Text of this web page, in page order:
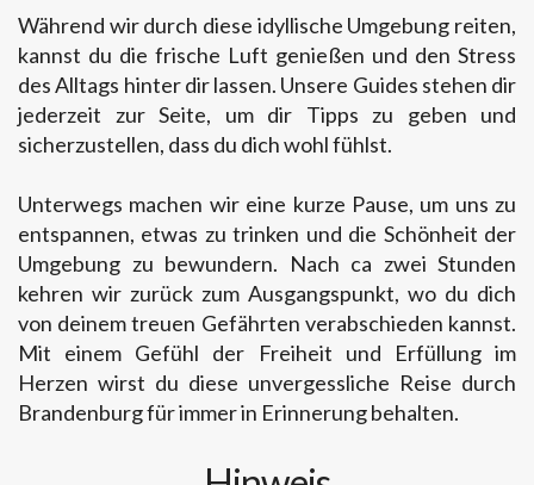
Während wir durch diese idyllische Umgebung reiten,
kannst du die frische Luft genießen und den Stress
des Alltags hinter dir lassen. Unsere Guides stehen dir
jederzeit zur Seite, um dir Tipps zu geben und
sicherzustellen, dass du dich wohl fühlst.
Unterwegs machen wir eine kurze Pause, um uns zu
entspannen, etwas zu trinken und die Schönheit der
Umgebung zu bewundern. Nach ca zwei Stunden
kehren wir zurück zum Ausgangspunkt, wo du dich
von deinem treuen Gefährten verabschieden kannst.
Mit einem Gefühl der Freiheit und Erfüllung im
Herzen wirst du diese unvergessliche Reise durch
Brandenburg für immer in Erinnerung behalten.